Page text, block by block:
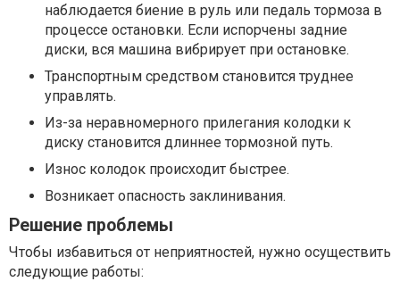
наблюдается биение в руль или педаль тормоза в
процессе остановки. Если испорчены задние
диски, вся машина вибрирует при остановке.
Транспортным средством становится труднее
управлять.
Из-за неравномерного прилегания колодки к
диску становится длиннее тормозной путь.
Износ колодок происходит быстрее.
Возникает опасность заклинивания.
Решение проблемы
Чтобы избавиться от неприятностей, нужно осуществить
следующие работы: